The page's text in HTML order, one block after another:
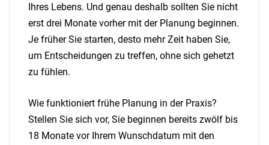
Ihres Lebens. Und genau deshalb sollten Sie nicht
erst drei Monate vorher mit der Planung beginnen.
Je früher Sie starten, desto mehr Zeit haben Sie,
um Entscheidungen zu treffen, ohne sich gehetzt
zu fühlen.
Wie funktioniert frühe Planung in der Praxis?
Stellen Sie sich vor, Sie beginnen bereits zwölf bis
18 Monate vor Ihrem Wunschdatum mit den